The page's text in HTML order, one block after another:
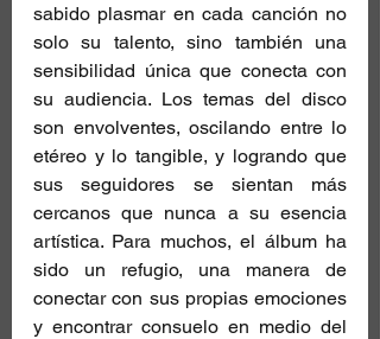
sabido plasmar en cada canción no
solo su talento, sino también una
sensibilidad única que conecta con
su audiencia. Los temas del disco
son envolventes, oscilando entre lo
etéreo y lo tangible, y logrando que
sus seguidores se sientan más
cercanos que nunca a su esencia
artística. Para muchos, el álbum ha
sido un refugio, una manera de
conectar con sus propias emociones
y encontrar consuelo en medio del